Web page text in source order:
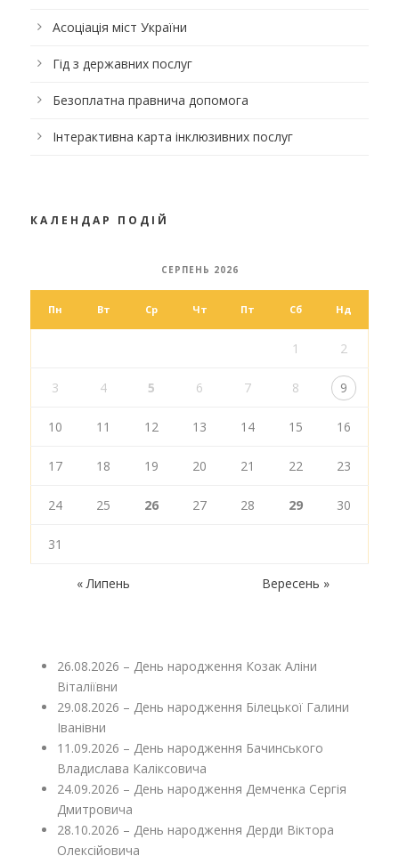
Асоціація міст України
Гід з державних послуг
Безоплатна правнича допомога
Інтерактивна карта інклюзивних послуг
КАЛЕНДАР ПОДІЙ
СЕРПЕНЬ 2026
Пн Вт Ср Чт Пт Сб Нд
1 2
3 4 5 6 7 8 9
10 11 12 13 14 15 16
17 18 19 20 21 22 23
24 25 26 27 28 29 30
31
« Липень Вересень »
26.08.2026 – День народження Козак Аліни
Віталіївни
29.08.2026 – День народження Білецької Галини
Іванівни
11.09.2026 – День народження Бачинського
Владислава Каліксовича
24.09.2026 – День народження Демченка Сергія
Дмитровича
28.10.2026 – День народження Дерди Віктора
Олексійовича